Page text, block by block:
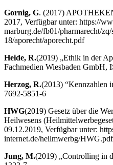
Gornig, G. (2017)
2017, Verfügbar unter: https://
marburg.de/fb01/pharmarecht/
18/aporecht/aporecht.pdf
Heide, R.(2019) „Ethik in der
Fachmedien Wiesbaden GmbH,
Herzog, R.(2013) “Kennzahlen
7692-5851-6
HWG(2019) Gesetz über die
Heilwesens
09.12.2019, Verfügbar unter:
internet.de/heilmwerbg/HWG.pdf
Jung, M.(2019) „Controlling in